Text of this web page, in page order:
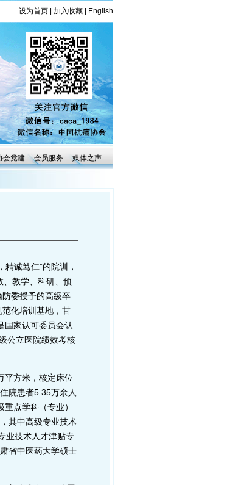
设为首页 加入收藏 English
会党建 会员服务 媒体之声
诚笃仁”的院训，
、教学、科研、预
委授予的高级卒
化培训基地，甘
国家认可委员会认
公立医院绩效考核
方米，核定床位
院患者5.35万余人
点学科（专业）
其中高级专业技术
业技术人才津贴专
省中医药大学硕士